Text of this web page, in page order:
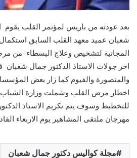
بعد عودته من باريس لمؤتمر القلب يقوم
شعبان عميد معهد القلب السابق استكمال
المجانية لتشخيص وعلاج البسطاء من
اخر جولات الاستاذ الدكتور جمال
والمنصورة والفيوم كما زار بعض
اخطار مرض القلب وشملت وزارة الشباب
للتخطيط وسوف يتم تكريم الاستاذ
مهرجان ملتقى المشاهير يوم الاربعاء
مجلة كواليس دكتور جمال شعبان